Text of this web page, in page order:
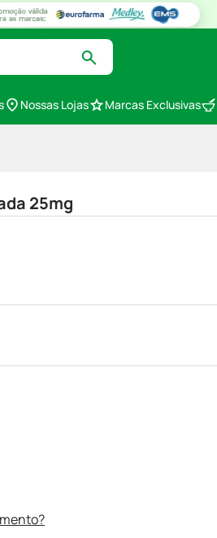
Nossas Lojas Marcas Exclusivas
25mg